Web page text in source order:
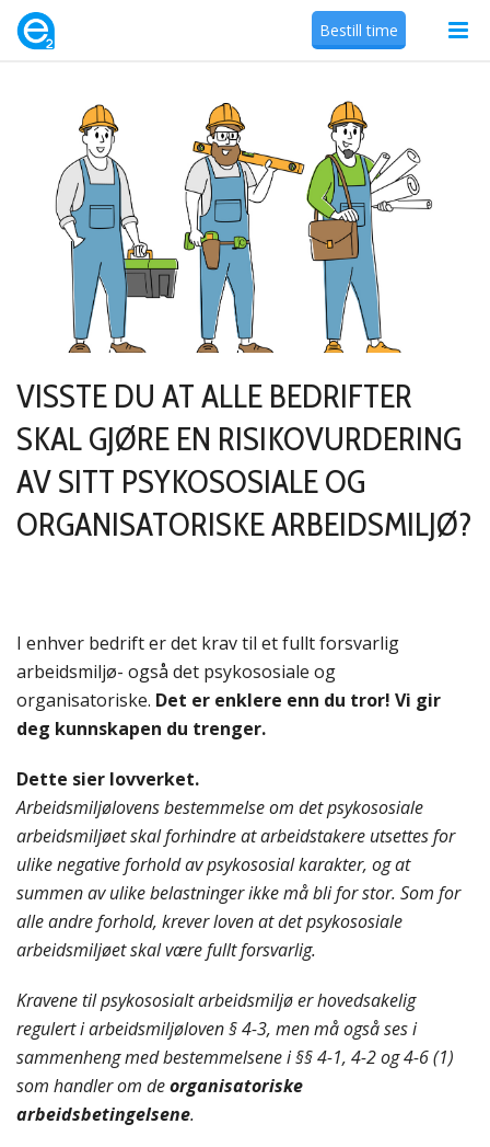
Bestill time
VISSTE DU AT ALLE BEDRIFTER
SKAL GJØRE EN RISIKOVURDERING
AV SITT PSYKOSOSIALE OG
ORGANISATORISKE ARBEIDSMILJØ?
I enhver bedrift er det krav til et fullt forsvarlig
arbeidsmiljø- også det psykososiale og
organisatoriske. Det er enklere enn du tror! Vi gir
deg kunnskapen du trenger.
Dette sier lovverket.
Arbeidsmiljølovens bestemmelse om det psykososiale
arbeidsmiljøet skal forhindre at arbeidstakere utsettes for
ulike negative forhold av psykososial karakter, og at
summen av ulike belastninger ikke må bli for stor. Som for
alle andre forhold, krever loven at det psykososiale
arbeidsmiljøet skal være fullt forsvarlig.
Kravene til psykososialt arbeidsmiljø er hovedsakelig
regulert i arbeidsmiljøloven § 4-3, men må også ses i
sammenheng med bestemmelsene i §§ 4-1, 4-2 og 4-6 (1)
som handler om deorganisatoriske
arbeidsbetingelsene.